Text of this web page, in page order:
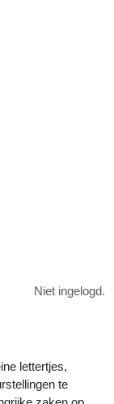
Niet ingelogd.
lettertjes,
te